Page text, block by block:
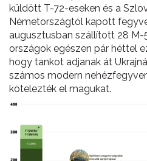
küldött T-72-eseken és a
Németországtól kapott
augusztusban szállított 28 M-
országok egészen pár héttel
hogy tankot adjanak át
számos modern
kötelezték el magukat.